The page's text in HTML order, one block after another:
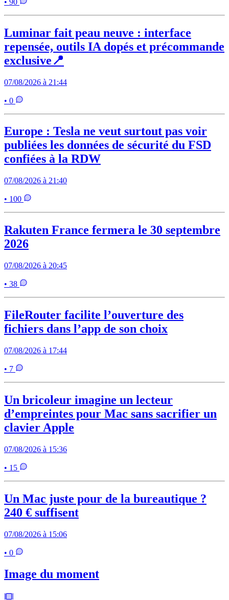
Luminar fait peau neuve : interface
repensée, outils IA dopés et précommande
exclusive📍
07/08/2026 à 21:44
• 0
Europe : Tesla ne veut surtout pas voir
publiées les données de sécurité du FSD
confiées à la RDW
07/08/2026 à 21:40
• 100
Rakuten France fermera le 30 septembre
2026
07/08/2026 à 20:45
• 38
FileRouter facilite l’ouverture des
fichiers dans l’app de son choix
07/08/2026 à 17:44
• 7
Un bricoleur imagine un lecteur
d’empreintes pour Mac sans sacrifier un
clavier Apple
07/08/2026 à 15:36
• 15
Un Mac juste pour de la bureautique ?
240 € suffisent
07/08/2026 à 15:06
• 0
Image du moment